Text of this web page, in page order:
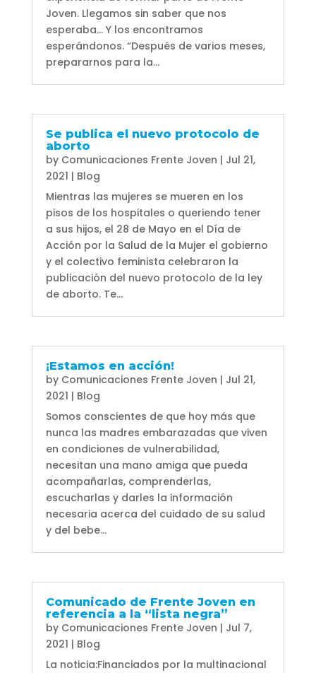
Joven. Llegamos sin saber que nos
esperaba... Y los encontramos
esperándonos. “Después de varios meses,
prepararnos para la...
Se publica el nuevo protocolo de
aborto
by Comunicaciones Frente Joven | Jul 21,
2021 | Blog
Mientras las mujeres se mueren en los
pisos de los hospitales o queriendo tener
a sus hijos, el 28 de Mayo en el Día de
Acción por la Salud de la Mujer el gobierno
y el colectivo feminista celebraron la
publicación del nuevo protocolo de la ley
de aborto. Te...
¡Estamos en acción!
by Comunicaciones Frente Joven | Jul 21,
2021 | Blog
Somos conscientes de que hoy más que
nunca las madres embarazadas que viven
en condiciones de vulnerabilidad,
necesitan una mano amiga que pueda
acompañarlas, comprenderlas,
escucharlas y darles la información
necesaria acerca del cuidado de su salud
y del bebe...
Comunicado de Frente Joven en
referencia a la “lista negra”
by Comunicaciones Frente Joven | Jul 7,
2021 | Blog
La noticia:Financiados por la multinacional